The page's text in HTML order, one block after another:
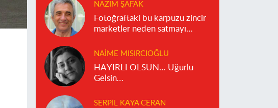
NAZIM ŞAFAK
Fotoğraftaki bu karpuzu zincir
marketler neden satmayı
NAIME MISIRCIOĞLU
HAYIRLI OLSUN… Uğurlu
Gelsin…
SERPIL KAYA CERAN